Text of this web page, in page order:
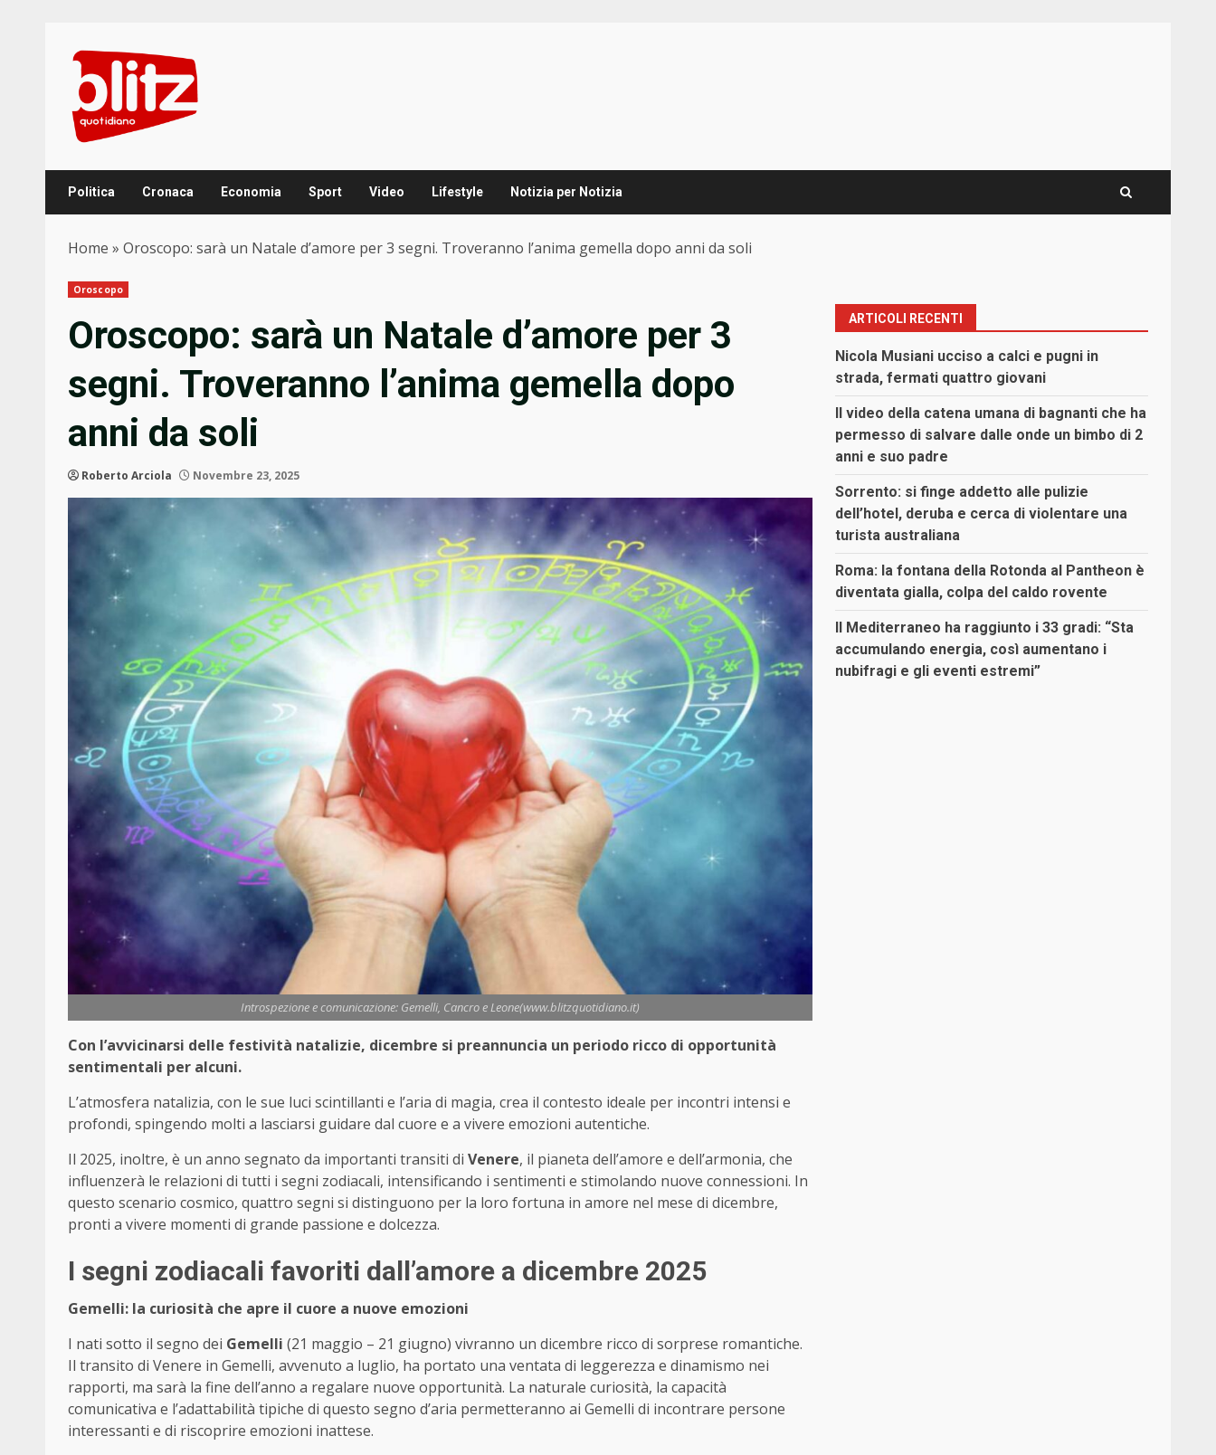
content
Politica Cronaca Economia Sport Video Lifestyle Notizia per Notizia
Home » Oroscopo: sarà un Natale d’amore per 3 segni. Troveranno l’anima gemella dopo anni da soli
Oroscopo
Oroscopo: sarà un Natale d’amore per 3
segni. Troveranno l’anima gemella dopo
anni da soli
Roberto Arciola Novembre 23, 2025
Introspezione e comunicazione: Gemelli, Cancro e Leone(www.blitzquotidiano.it)
Con l’avvicinarsi delle festività natalizie, dicembre si preannuncia un periodo ricco di opportunità
sentimentali per alcuni.
L’atmosfera natalizia, con le sue luci scintillanti e l’aria di magia, crea il contesto ideale per incontri intensi e
profondi, spingendo molti a lasciarsi guidare dal cuore e a vivere emozioni autentiche.
Il 2025, inoltre, è un anno segnato da importanti transiti di Venere, il pianeta dell’amore e dell’armonia, che
influenzerà le relazioni di tutti i segni zodiacali, intensificando i sentimenti e stimolando nuove connessioni. In
questo scenario cosmico, quattro segni si distinguono per la loro fortuna in amore nel mese di dicembre,
pronti a vivere momenti di grande passione e dolcezza.
I segni zodiacali favoriti dall’amore a dicembre 2025
Gemelli: la curiosità che apre il cuore a nuove emozioni
I nati sotto il segno dei Gemelli (21 maggio – 21 giugno) vivranno un dicembre ricco di sorprese romantiche.
Il transito di Venere in Gemelli, avvenuto a luglio, ha portato una ventata di leggerezza e dinamismo nei
rapporti, ma sarà la fine dell’anno a regalare nuove opportunità. La naturale curiosità, la capacità
comunicativa e l’adattabilità tipiche di questo segno d’aria permetteranno ai Gemelli di incontrare persone
interessanti e di riscoprire emozioni inattese.
ARTICOLI RECENTI
Nicola Musiani ucciso a calci e pugni in
strada, fermati quattro giovani
Il video della catena umana di bagnanti che ha
permesso di salvare dalle onde un bimbo di 2
anni e suo padre
Sorrento: si finge addetto alle pulizie
dell’hotel, deruba e cerca di violentare una
turista australiana
Roma: la fontana della Rotonda al Pantheon è
diventata gialla, colpa del caldo rovente
Il Mediterraneo ha raggiunto i 33 gradi: “Sta
accumulando energia, così aumentano i
nubifragi e gli eventi estremi”